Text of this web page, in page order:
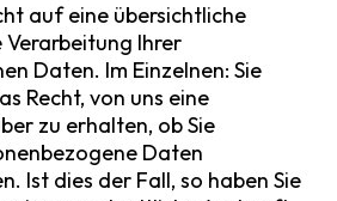
auf eine übersichtliche
Ihrer
Daten. Im Einzelnen: Sie
Recht, von uns eine
zu erhalten, ob Sie
Daten
Ist dies der Fall, so haben Sie